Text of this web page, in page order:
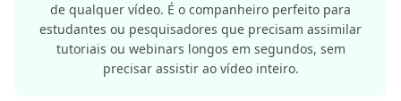
de qualquer vídeo. É o companheiro perfeito para
estudantes ou pesquisadores que precisam assimilar
tutoriais ou webinars longos em segundos, sem
precisar assistir ao vídeo inteiro.